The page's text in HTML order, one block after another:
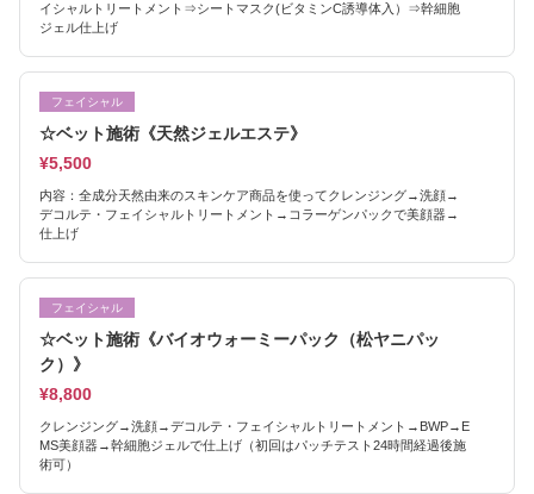
イシャルトリートメント⇒シートマスク(ビタミンC誘導体入）⇒幹細胞
ジェル仕上げ
フェイシャル
☆ベット施術《天然ジェルエステ》
¥5,500
内容：全成分天然由来のスキンケア商品を使ってクレンジング→洗顔→
デコルテ・フェイシャルトリートメント→コラーゲンパックで美顔器→
仕上げ
フェイシャル
☆ベット施術《バイオウォーミーパック（松ヤニパッ
ク）》
¥8,800
クレンジング→洗顔→デコルテ・フェイシャルトリートメント→BWP→E
MS美顔器→幹細胞ジェルで仕上げ（初回はパッチテスト24時間経過後施
術可）